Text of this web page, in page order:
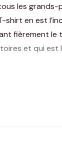
les
shirt en est
fièrement le
et qui est
la maison,
disponible